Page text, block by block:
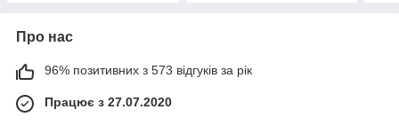
Про нас
96% позитивних з 573 відгуків за рік
Працює з 27.07.2020